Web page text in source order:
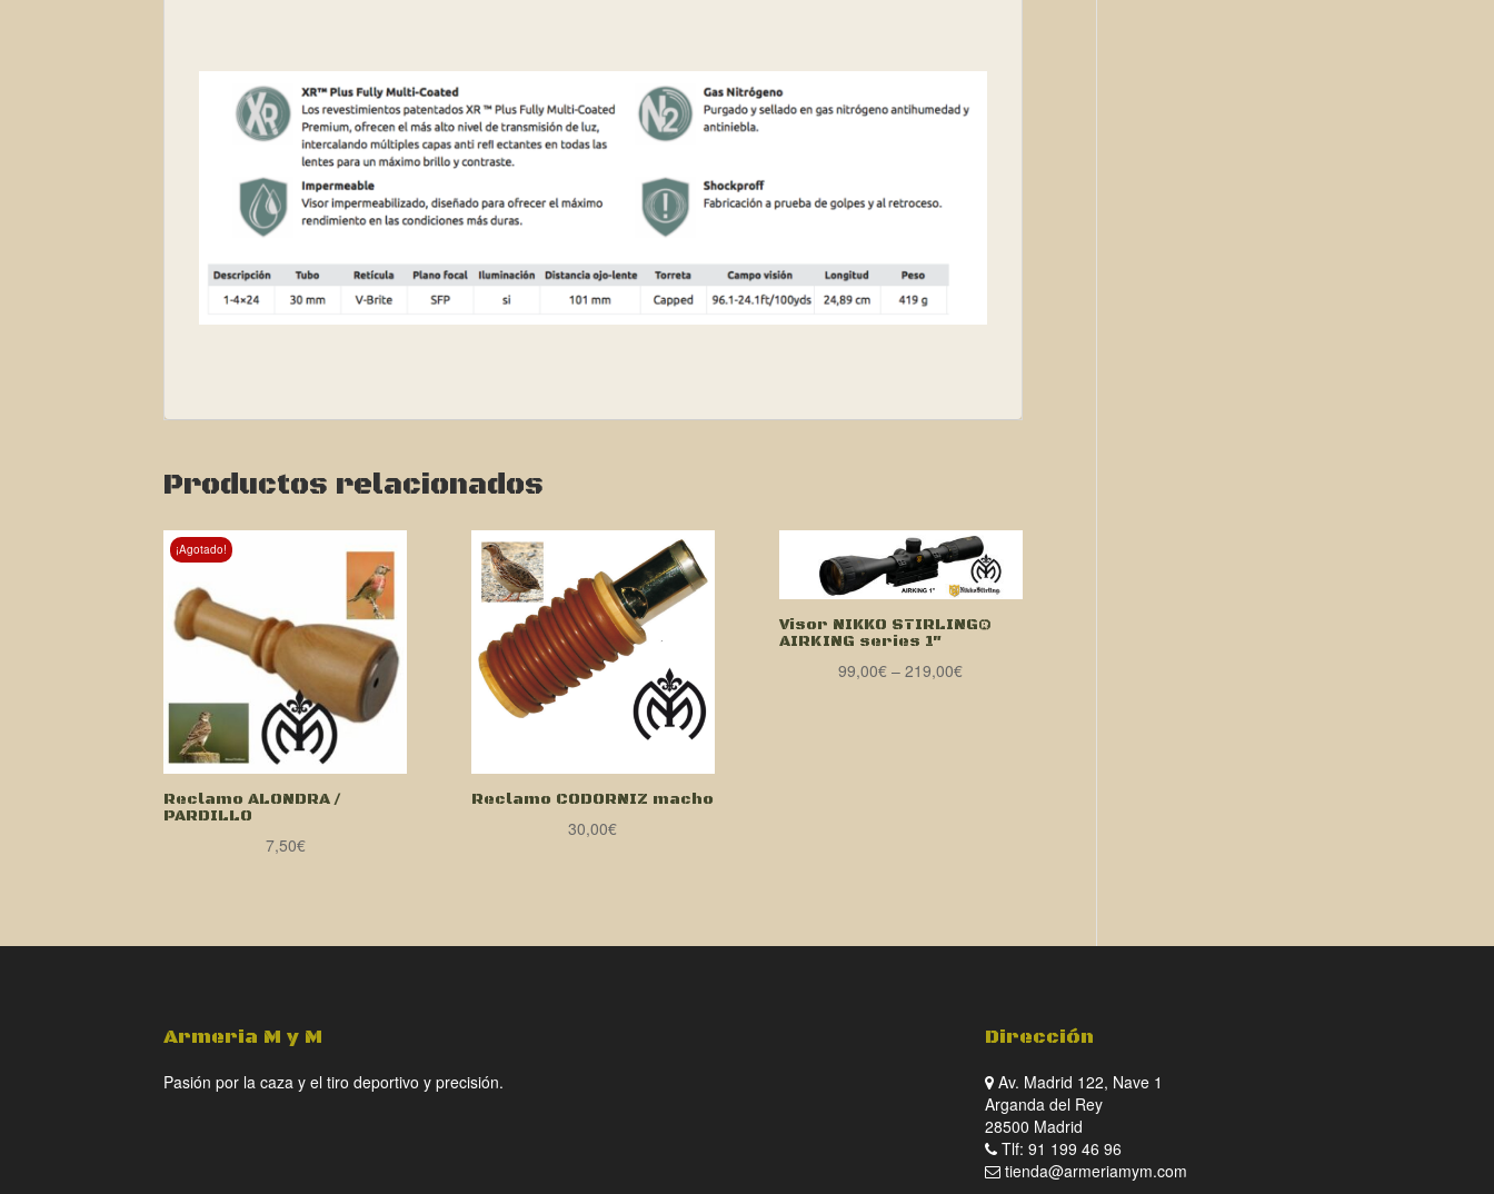
Productos relacionados
¡Agotado!
Reclamo ALONDRA /
PARDILLO
7,50€
Reclamo CODORNIZ macho
30,00€
Visor NIKKO STIRLING®
AIRKING series 1″
99,00€ –219,00€
Armeria M y M
Pasión por la caza y el tiro deportivo y precisión.
Dirección
Av. Madrid 122, Nave 1
Arganda del Rey
28500 Madrid
Tlf: 91 199 46 96
tienda@armeriamym.com